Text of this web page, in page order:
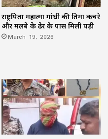
राष्ट्रपिता महात्मा गांधी की प्रतिमा कचरे
और मलबे के ढेर के पास मिली पड़ी
March 19, 2026